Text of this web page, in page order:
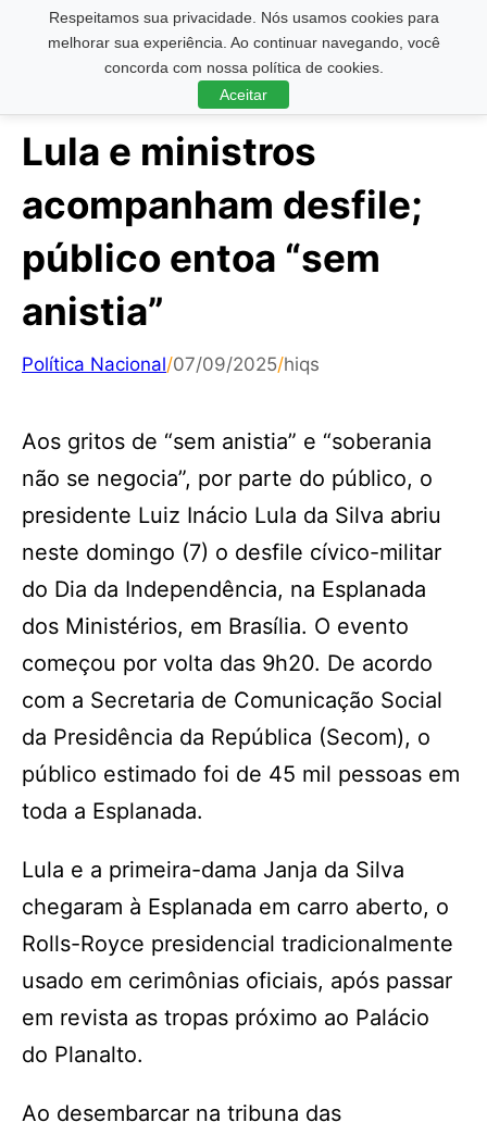
Respeitamos sua privacidade. Nós usamos cookies para
melhorar sua experiência. Ao continuar navegando, você
concorda com nossa política de cookies.
Aceitar
Pesquisar ...
Lula e ministros
acompanham desfile;
público entoa “sem
anistia”
Política Nacional/07/09/2025/hiqs
Aos gritos de “sem anistia” e “soberania
não se negocia”, por parte do público, o
presidente Luiz Inácio Lula da Silva abriu
neste domingo (7) o desfile cívico-militar
do Dia da Independência, na Esplanada
dos Ministérios, em Brasília. O evento
começou por volta das 9h20. De acordo
com a Secretaria de Comunicação Social
da Presidência da República (Secom), o
público estimado foi de 45 mil pessoas em
toda a Esplanada.
Lula e a primeira-dama Janja da Silva
chegaram à Esplanada em carro aberto, o
Rolls-Royce presidencial tradicionalmente
usado em cerimônias oficiais, após passar
em revista as tropas próximo ao Palácio
do Planalto.
Ao desembarcar na tribuna das